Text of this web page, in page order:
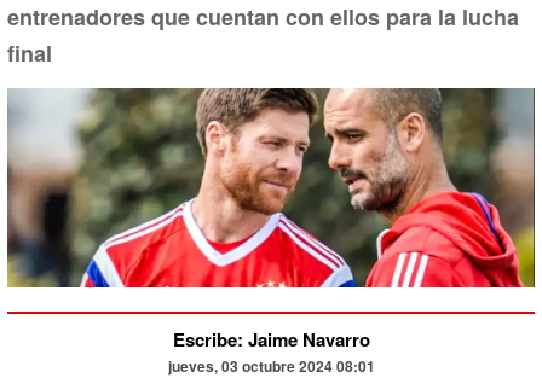
entrenadores que cuentan con ellos para la lucha
final
Escribe: Jaime Navarro
jueves, 03 octubre 2024 08:01